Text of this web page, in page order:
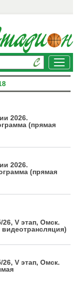
2026.
(прямая
2026.
(прямая
V этап, Омск.
V этап, Омск.